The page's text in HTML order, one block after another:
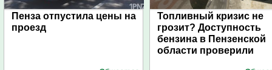
Пенза отпустила цены на
проезд
Топливный кризис не
грозит? Доступность
бензина в Пензенской
области проверили